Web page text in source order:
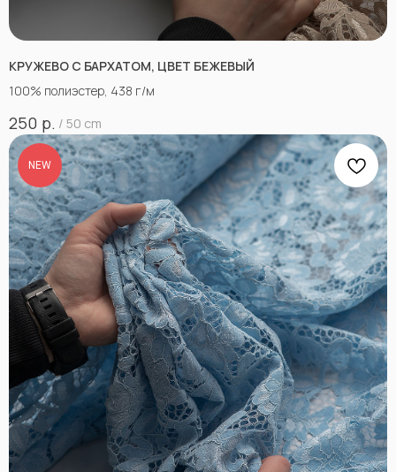
КРУЖЕВО С БАРХАТОМ, ЦВЕТ БЕЖЕВЫЙ
100% полиэстер, 438 г/м
250 р. / 50 cm
NEW